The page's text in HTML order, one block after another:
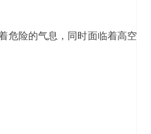
危险的气息，同时面临着高空